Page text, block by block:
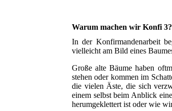
Warum machen wir Konfi
In der Konfirmandenarbeit
vielleicht am Bild eines
Große alte Bäume haben
stehen oder kommen im
die vielen Äste, die sich
einem selbst beim Anblick
herumgeklettert ist oder wie